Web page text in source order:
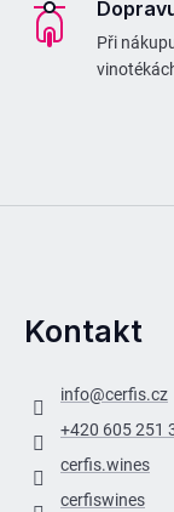
Při
Kontakt
info@cerfis.cz
+420 605 251
cerfis.wines
cerfiswines